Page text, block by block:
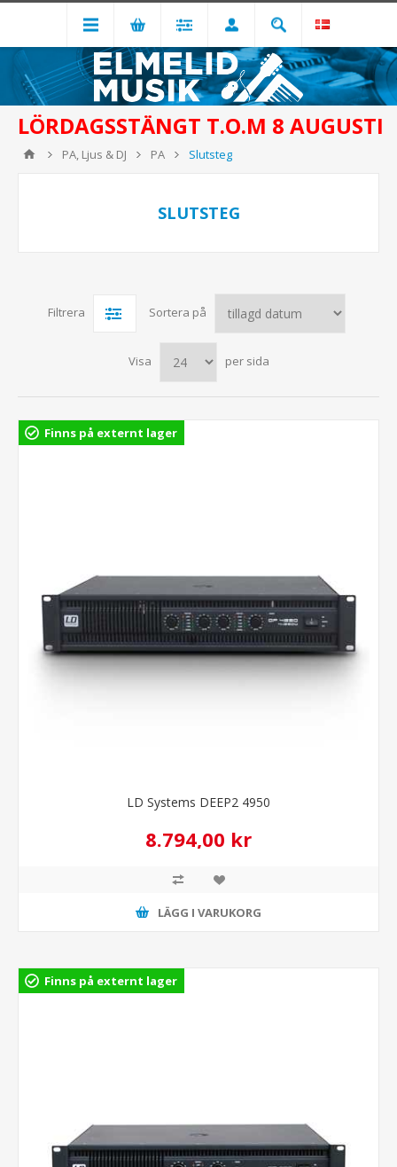
LÖRDAGSSTÄNGT T.O.M 8 AUGUSTI
PA, Ljus & DJ PA Slutsteg
SLUTSTEG
Filtrera Sortera på
Visa per sida
Finns på externt lager
LD Systems DEEP2 4950
8.794,00 kr
LÄGG I VARUKORG
Finns på externt lager